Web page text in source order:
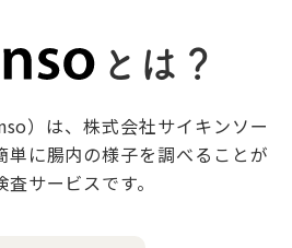
とは？
）は、株式会社サイキンソー
単に腸内の様子を調べることが
サービスです。